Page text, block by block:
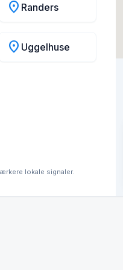
location_on Randers
location_on Uggelhuse
lokale signaler.